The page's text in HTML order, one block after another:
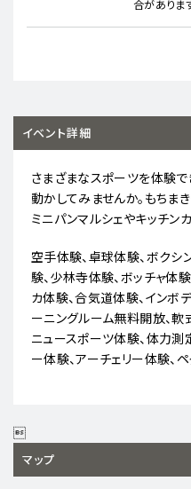
合がありま
イベント詳細
さまざまなスポーツを体験で
動かしてみませんか。もちま
ミニパンマルシェやキッチン
空手体験、卓球体験、ボクシ
験、少林寺体験、ボッチャ体
カ体験、合気道体験、インボ
ーニングルーム無料開放、軟
ニュースポーツ体験、体力測
ー体験、アーチェリー体験、

マップ